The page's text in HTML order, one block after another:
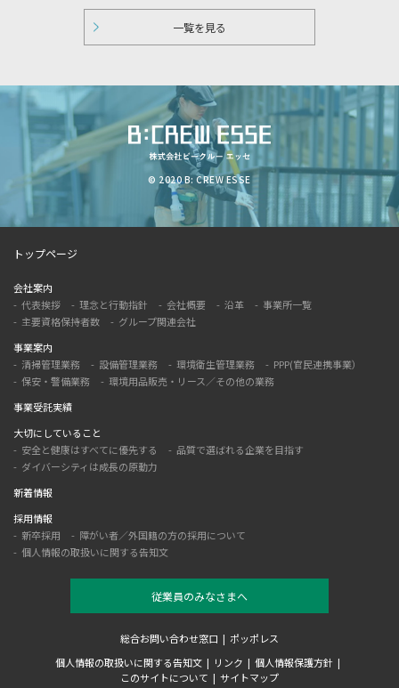
一覧を見る
© 2020 B: CREW ESSE
トップページ
会社案内
代表挨拶
理念と行動指針 会社概要 沿革
事業所一覧
主要資格保持者数
グループ関連会社
事業案内
清掃管理業務
設備管理業務 環境衛生管理業務
PPP(官民連携事業）
保安・警備業務
環境用品販売・リース／その他の業務
事業受託実績
大切にしていること
安全と健康はすべてに優先する
品質で選ばれる企業を目指す
ダイバーシティは成長の原動力
新着情報
採用情報
新卒採用
障がい者／外国籍の方の採用について
個人情報の取扱いに関する告知文
従業員のみなさまへ
総合お問い合わせ窓口
ポッポレス
個人情報の取扱いに関する告知文
リンク
個人情報保護方針
このサイトについて
サイトマップ